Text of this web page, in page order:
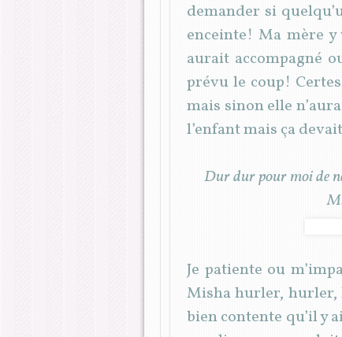
demander si
enceinte! Ma mère
aurait accompagné
prévu le coup!
mais sinon elle
l’enfant mais ça
Dur dur pour moi de
Je patiente ou
Misha hurler, hurler,
bien contente qu’il y